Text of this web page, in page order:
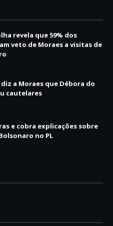
revela que 59% dos
veto de Moraes a visitas de
a Moraes que Débora do
cautelares
e cobra explicações sobre
no PL